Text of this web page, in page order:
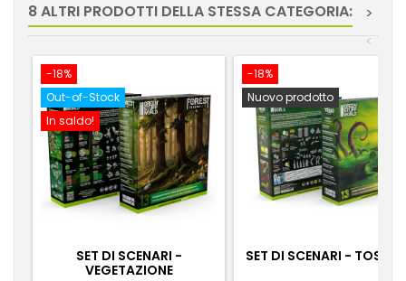
8 ALTRI PRODOTTI DELLA STESSA CATEGORIA:
>
<
-18%
Out-of-Stock
In saldo!
SET DI SCENARI -
VEGETAZIONE
-18%
Nuovo prodotto
SET DI SCENARI -